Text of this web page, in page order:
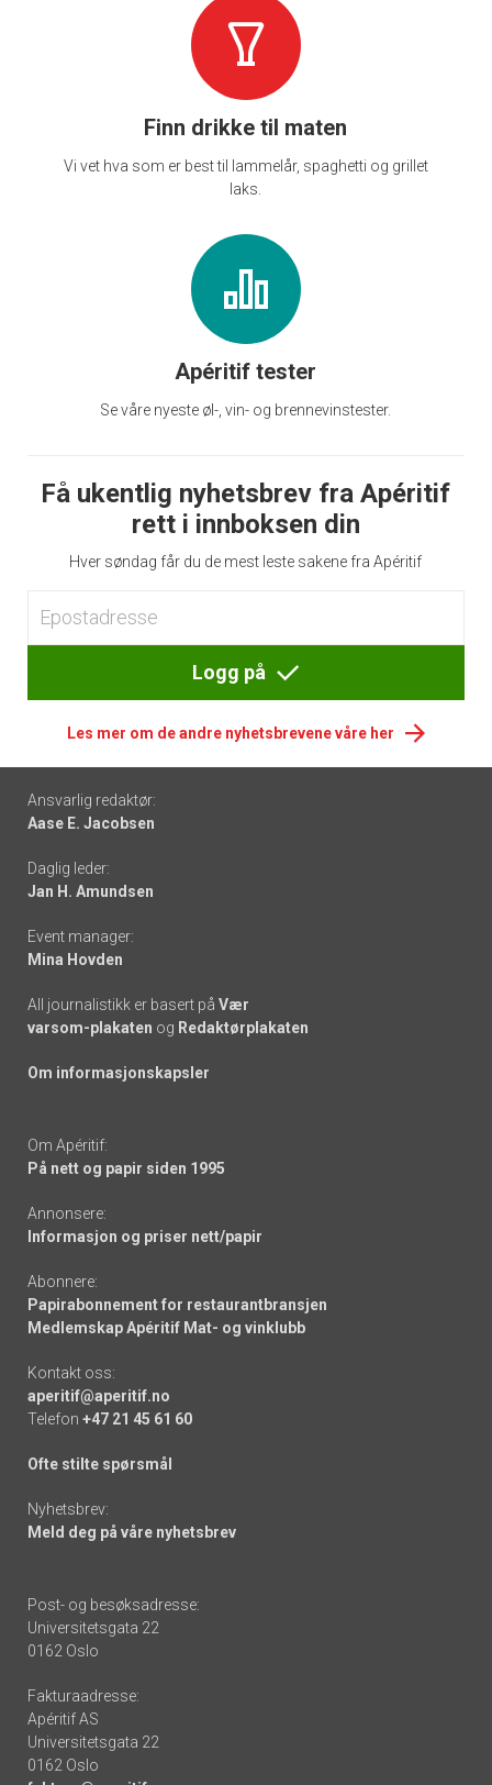
Finn drikke til maten
Vi vet hva som er best til lammelår, spaghetti og grillet
laks.
Apéritif tester
Se våre nyeste øl-, vin- og brennevinstester.
Få ukentlig nyhetsbrev fra Apéritif
rett i innboksen din
Hver søndag får du de mest leste sakene fra Apéritif
Logg på
Les mer om de andre nyhetsbrevene våre her
Footer
-
links
Ansvarlig redaktør:
Aase E. Jacobsen
Daglig leder:
Jan H. Amundsen
Event manager:
Mina Hovden
All journalistikk er basert på Vær
varsom-plakaten og Redaktørplakaten
Om informasjonskapsler
Om Apéritif:
På nett og papir siden 1995
Annonsere:
Informasjon og priser nett/papir
Abonnere:
Papirabonnement for restaurantbransjen
Medlemskap Apéritif Mat- og vinklubb
Kontakt oss:
aperitif@aperitif.no
Telefon +47 21 45 61 60
Ofte stilte spørsmål
Nyhetsbrev:
Meld deg på våre nyhetsbrev
Post- og besøksadresse:
Universitetsgata 22
0162 Oslo
Fakturaadresse:
Apéritif AS
Universitetsgata 22
0162 Oslo